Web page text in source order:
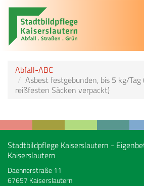
Abfall-ABC
Asbest festgebunden, bis 5 kg/
reißfesten Säcken verpackt)
Stadtbildpflege Kaiserslautern -
Kaiserslautern
Daennerstraße 11
67657 Kaiserslautern